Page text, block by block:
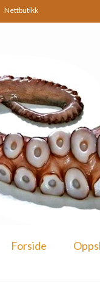
Nettbutikk
Forside